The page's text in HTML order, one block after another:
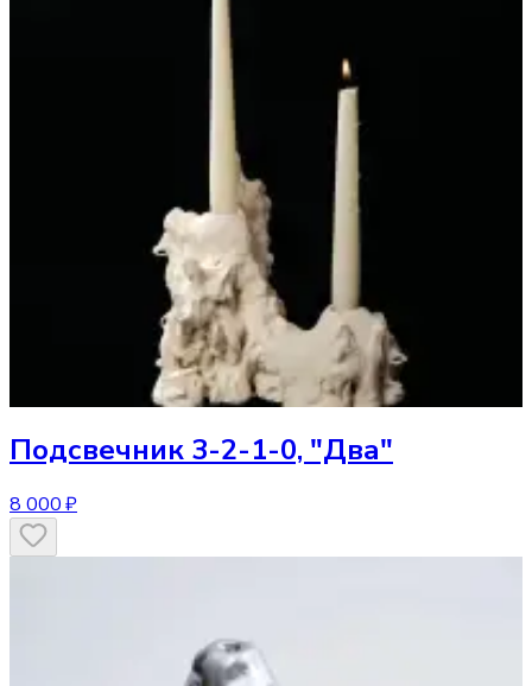
Подсвечник 3-2-1-0, "Два"
8 000 ₽